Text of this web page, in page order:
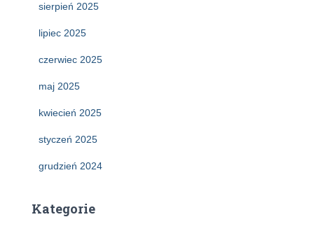
sierpień 2025
lipiec 2025
czerwiec 2025
maj 2025
kwiecień 2025
styczeń 2025
grudzień 2024
Kategorie